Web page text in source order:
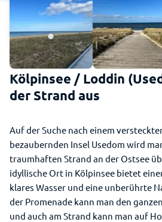
Kölpinsee / Loddin
der Strand aus
Auf der Suche nach einem
bezaubernden Insel Usedom wird
traumhaften Strand an der Ostsee
idyllische Ort in Kölpinsee bietet
klares Wasser und eine unberührte
der Promenade kann man den
und auch am Strand kann man auf